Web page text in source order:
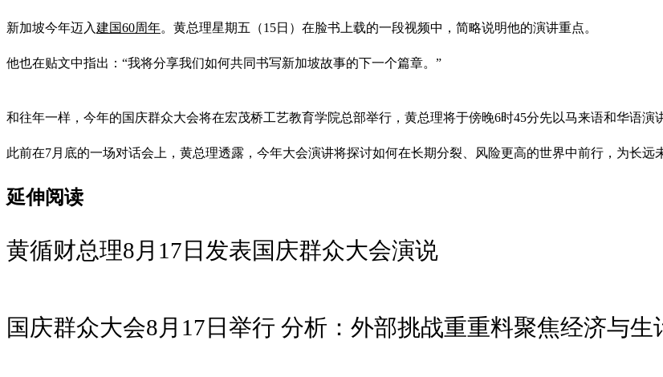
新加坡今年迈入建国60周年。黄总理星期五（15日）在脸书上载的一段视频中，简略说明他的演讲重点。
他也在贴文中指出：“我将分享我们如何共同书写新加坡故事的下一个篇章。”
和往年一样，今年的国庆群众大会将在宏茂桥工艺教育学院总部举行，黄总理将于傍晚6时45分先以马来语和华语演
此前在7月底的一场对话会上，黄总理透露，今年大会演讲将探讨如何在长期分裂、风险更高的世界中前行，为长
延伸阅读
黄循财总理8月17日发表国庆群众大会演说
国庆群众大会8月17日举行 分析：外部挑战重重料聚焦经济与生